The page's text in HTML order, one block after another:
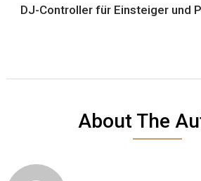
DJ-Controller für Einsteiger und
About The